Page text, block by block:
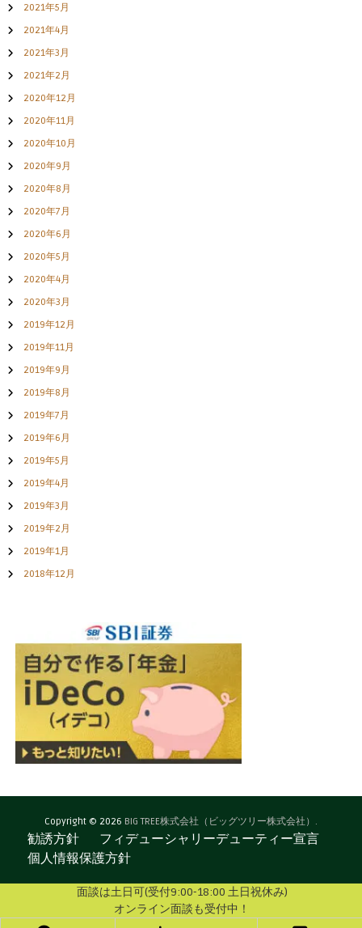
2021年5月
2021年4月
2021年3月
2021年2月
2020年12月
2020年11月
2020年10月
2020年9月
2020年8月
2020年7月
2020年6月
2020年5月
2020年4月
2020年3月
2019年12月
2019年11月
2019年9月
2019年8月
2019年7月
2019年6月
2019年5月
2019年4月
2019年3月
2019年2月
2019年1月
2018年12月
Copyright © 2026 BIG TREE株式会社（ビッグツリー株式会社）.
勧誘方針
フィデューシャリーデューティー宣言
個人情報保護方針
面談は土日可(受付9:00-18:00 土日祝休み)
オンライン面談も受付中！